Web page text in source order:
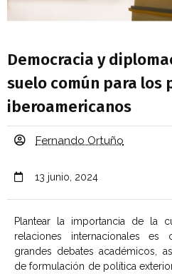
Democracia y
suelo común para los
iberoamericanos
Fernando Ortuño
13 junio, 2024
Plantear la importancia de la
relaciones internacionales
grandes debates académicos,
de formulación de política